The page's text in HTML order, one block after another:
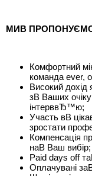
МИВ
Комфортний
команда ever,
Високий
зВ Ваших
інтерввЂ™ю;
Участь вВ
зростати
Компенсація
наВ Ваш вибір;
Paid days off
Оплачувані